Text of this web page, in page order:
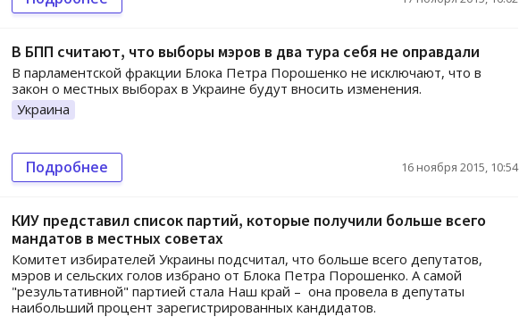
В БПП считают, что выборы мэров в два тура себя не оправдали
В парламентской фракции Блока Петра Порошенко не исключают, что в
закон о местных выборах в Украине будут вносить изменения.
Украина
Подробнее 16 ноября 2015, 10:54
КИУ представил список партий, которые получили больше всего
мандатов в местных советах
Комитет избирателей Украины подсчитал, что больше всего депутатов,
мэров и сельских голов избрано от Блока Петра Порошенко. А самой
"результативной" партией стала Наш край – она провела в депутаты
наибольший процент зарегистрированных кандидатов.